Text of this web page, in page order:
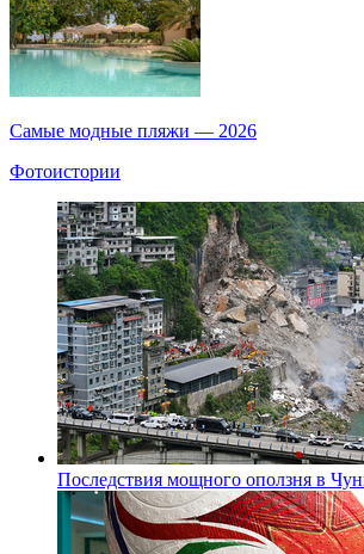
Самые модные пляжи — 2026
Фотоистории
Последствия мощного оползня в